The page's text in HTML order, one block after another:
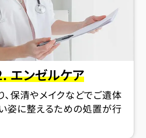
エンゼルケア
、保清やメイクなどでご遺体
姿に整えるための処置が行